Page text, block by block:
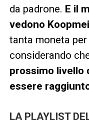
da padrone. E il
vedono
tanta moneta
considerando
prossimo livello
essere
LA PLAYLIST